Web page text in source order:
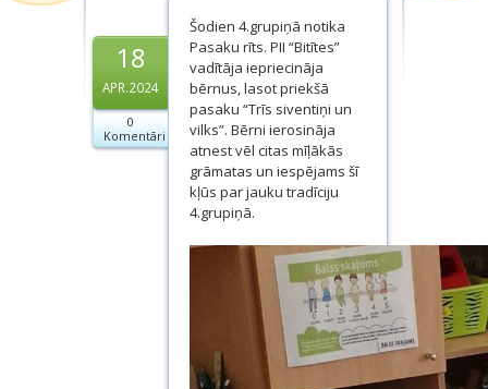
Dokumenti
Projekti
18
APR.2024
0
Komentāri
Šodien 4.grupiņā notika
Pasaku rīts. PII “Bitītes”
vadītāja iepriecināja
bērnus, lasot priekšā
pasaku “Trīs siventiņi un
vilks”. Bērni ierosināja
atnest vēl citas mīļākās
grāmatas un iespējams šī
kļūs par jauku tradīciju
4.grupiņā.